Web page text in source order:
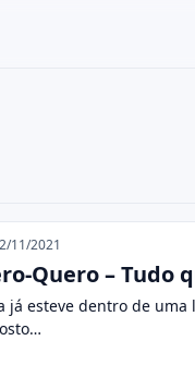
11/2021
Quero – Tudo
já esteve dentro de